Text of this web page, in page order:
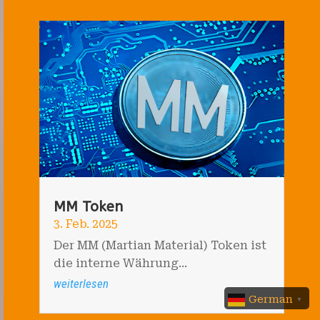
MM Token
3. Feb. 2025
Der MM (Martian Material) Token ist
die interne Währung...
weiterlesen
German ▼